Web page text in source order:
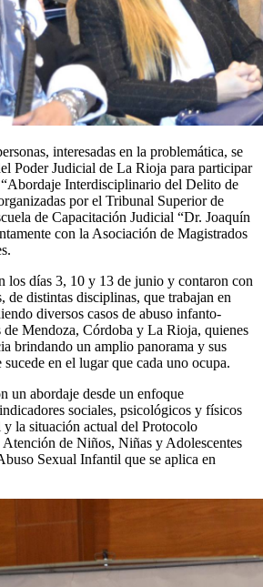
interesadas en la problemática, se
Poder Judicial de La Rioja para participar
“Abordaje Interdisciplinario del Delito de
por el Tribunal Superior de
de Capacitación Judicial “Dr. Joaquín
con la Asociación de Magistrados
los días 3, 10 y 13 de junio y contaron con
de distintas disciplinas, que trabajan en
diversos casos de abuso infanto-
Mendoza, Córdoba y La Rioja, quienes
brindando un amplio panorama y sus
en el lugar que cada uno ocupa.
un abordaje desde un enfoque
sociales, psicológicos y físicos
la situación actual del Protocolo
de Niños, Niñas y Adolescentes
Sexual Infantil que se aplica en